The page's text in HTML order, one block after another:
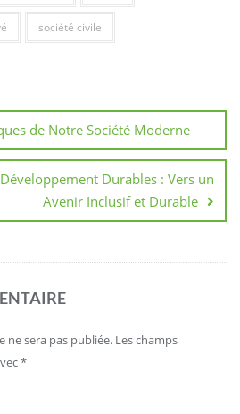
société civile
de Notre Société Moderne
Durables : Vers un
Avenir Inclusif et Durable
ne sera pas publiée. Les champs
*